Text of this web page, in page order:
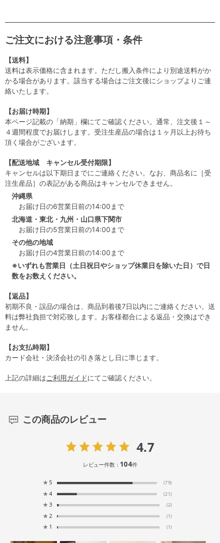
ご注文における注意事項・条件
【送料】
送料は表示価格に含まれます。ただし搬入条件により別途送料がか
かる場合があります。該当する場合はご注文後にショップよりご連
絡いたします。
【お届け時期】
本ページ記載の「納期」欄にてご確認ください。通常、注文後１～
４週間程度でお届けします。受注生産品の場合は１ヶ月以上お待ち
頂く場合がございます。
【配送地域 キャンセル受付期限】
キャンセルは以下期日までにご連絡ください。なお、商品名に［受
注生産品］の表記がある商品はキャンセルできません。
沖縄県
お届け日の6営業日前の14:00まで
北海道・東北・九州・山口県下関市
お届け日の5営業日前の14:00まで
その他の地域
お届け日の4営業日前の14:00まで
※いずれも営業日（土日祝日やショップ休業日を除いた日）で日
数をお数えください。
【返品】
初期不良・誤品の場合は、商品到着後7日以内にご連絡ください。送
料は弊社負担で対応致します。お客様都合による返品・交換はでき
ません。
【お支払時期】
カード会社・決済会社の引き落とし日に準じます。
上記の詳細はご利用ガイドにてご確認ください。
この商品のレビュー
4.7
レビュー件数： 104件
★ 5 (79)
★ 4 (21)
★ 3 (2)
★ 2 (1)
★ 1 (1)